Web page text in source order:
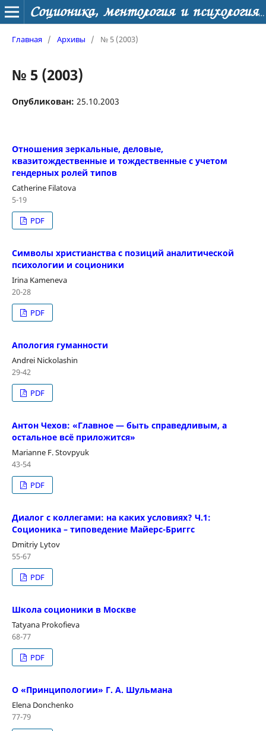
Соционика, ментология и психология личности
Главная / Архивы / № 5 (2003)
№ 5 (2003)
Опубликован: 25.10.2003
Отношения зеркальные, деловые,
квазитождественные и тождественные с учетом
гендерных ролей типов
Catherine Filatova
5-19
PDF
Символы христианства с позиций аналитической
психологии и соционики
Irina Kameneva
20-28
PDF
Апология гуманности
Andrei Nickolashin
29-42
PDF
Антон Чехов: «Главное — быть справедливым, а
остальное всё приложится»
Marianne F. Stovpyuk
43-54
PDF
Диалог с коллегами: на каких условиях? Ч.1:
Соционика – типоведение Майерс-Бриггс
Dmitriy Lytov
55-67
PDF
Школа соционики в Москве
Tatyana Prokofieva
68-77
PDF
О «Принципологии» Г. А. Шульмана
Elena Donchenko
77-79